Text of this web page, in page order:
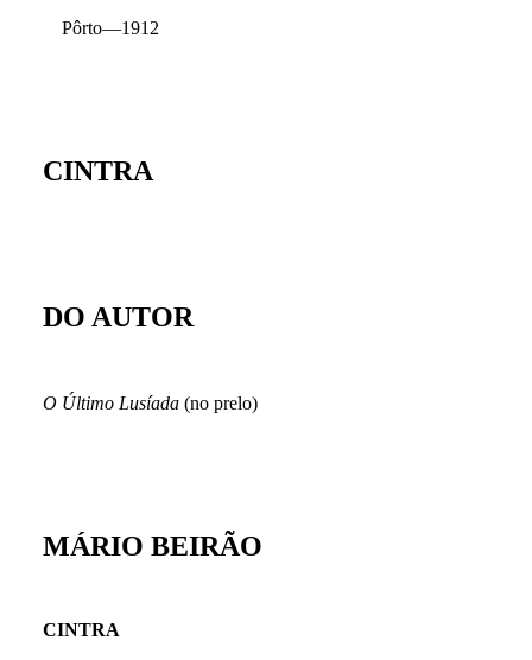
Pôrto—1912
CINTRA
DO AUTOR
O Último Lusíada(no prelo)
MÁRIO BEIRÃO
CINTRA